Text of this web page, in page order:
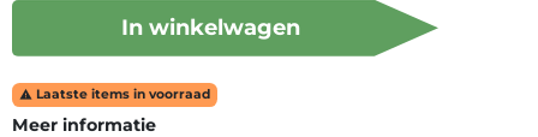
In winkelwagen
 Laatste items in voorraad
Meer informatie